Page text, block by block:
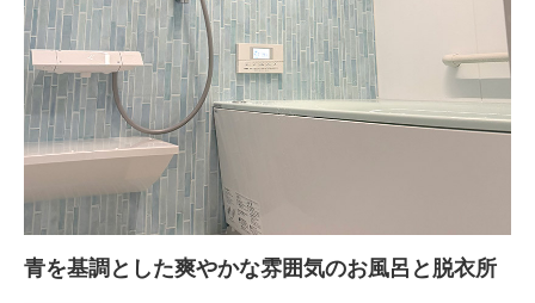
青を基調とした爽やかな雰囲気のお風呂と脱衣所